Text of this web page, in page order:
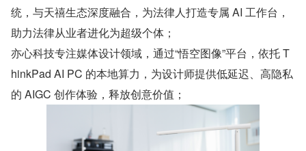
统，与天禧生态深度融合，为法律人打造专属 AI 工作台，
助力法律从业者进化为超级个体；
亦心科技专注媒体设计领域，通过“悟空图像”平台，依托 T
hinkPad AI PC 的本地算力，为设计师提供低延迟、高隐私
的 AIGC 创作体验，释放创意价值；